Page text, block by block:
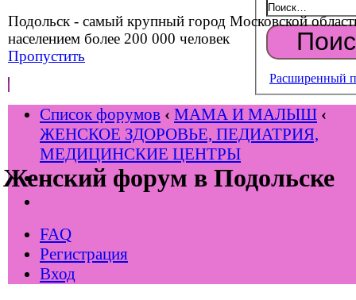
Подольск - самый крупный город Московской
населением более 200 000 человек
Пропустить
Женский форум в Подольске
Расширенный
Список форумов ‹ МАМА И МАЛЫШ ‹
ЖЕНСКОЕ ЗДОРОВЬЕ, ПЕДИАТРИЯ,
МЕДИЦИНСКИЕ ЦЕНТРЫ
FAQ
Регистрация
Вход